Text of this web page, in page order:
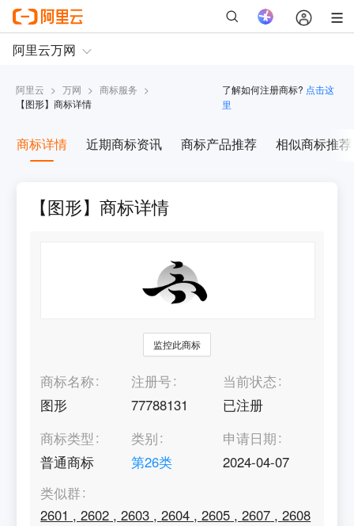
阿里云 > 万网 > 商标服务 >
【图形】商标详情
了解如何注册商标? 点击这
里
商标详情 近期商标资讯 商标产品推荐 相似商标推荐
【图形】商标详情
监控此商标
商标名称
图形
注册号
77788131
当前状态
已注册
商标类型
普通商标
类别
第26类
申请日期
2024-04-07
类似群
2601 ,2602 ,2603 ,2604 ,2605 ,2607 ,2608